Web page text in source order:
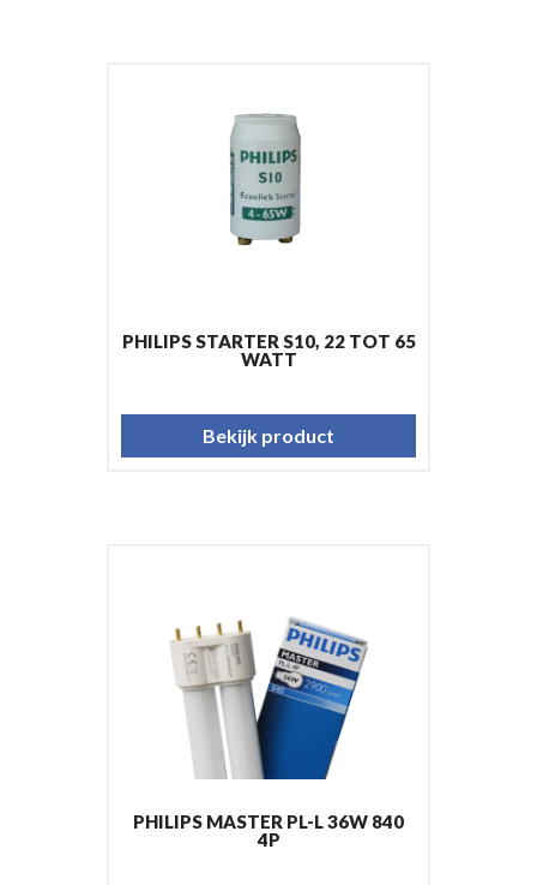
PHILIPS STARTER S10, 22 TOT 65
WATT
Bekijk product
PHILIPS MASTER PL-L 36W 840
4P